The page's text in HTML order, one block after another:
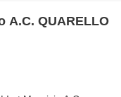
A.C. QUARELLO